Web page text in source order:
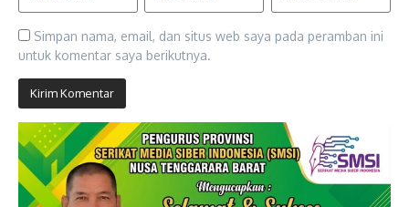
Simpan nama, email, dan situs web saya pada peramban ini
untuk komentar saya berikutnya.